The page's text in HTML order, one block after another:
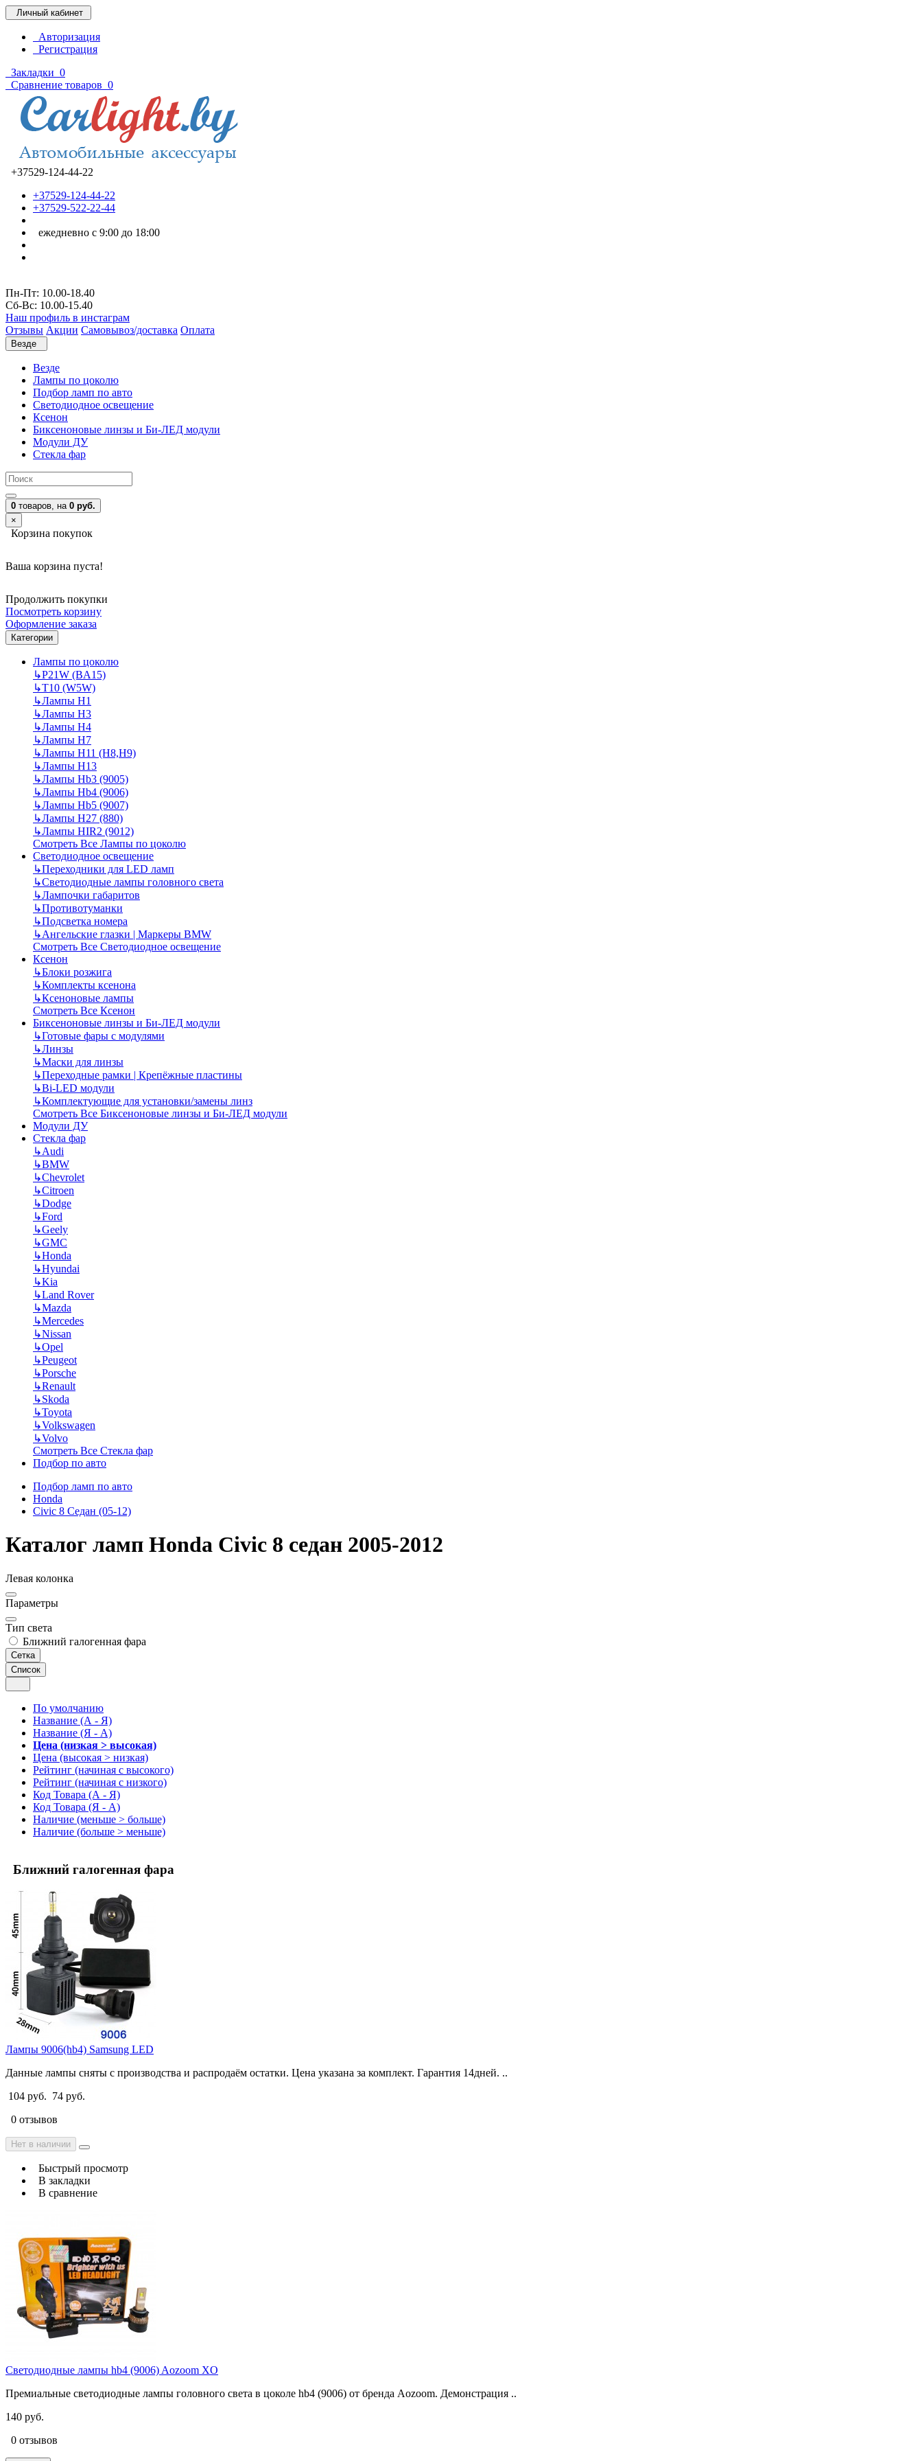
Личный кабинет
Авторизация
Регистрация
Закладки 0
Сравнение товаров 0
+37529-124-44-22
+37529-124-44-22
+37529-522-22-44
ежедневно с 9:00 до 18:00
Пн-Пт: 10.00-18.40
Cб-Вс: 10.00-15.40
Наш профиль в инстаграм
Отзывы Акции Самовывоз/доставка Оплата
Везде
Везде
Лампы по цоколю
Подбор ламп по авто
Светодиодное освещение
Ксенон
Биксеноновые линзы и Би-ЛЕД модули
Модули ДУ
Стекла фар
0 товаров, на 0 руб.
×
Корзина покупок
Ваша корзина пуста!
Продолжить покупки
Посмотреть корзину
Оформление заказа
Категории
Лампы по цоколю
↳P21W (BA15)
↳T10 (W5W)
↳Лампы H1
↳Лампы H3
↳Лампы H4
↳Лампы H7
↳Лампы H11 (H8,H9)
↳Лампы H13
↳Лампы Hb3 (9005)
↳Лампы Hb4 (9006)
↳Лампы Hb5 (9007)
↳Лампы H27 (880)
↳Лампы HIR2 (9012)
Смотреть Все Лампы по цоколю
Светодиодное освещение
↳Переходники для LED ламп
↳Светодиодные лампы головного света
↳Лампочки габаритов
↳Противотуманки
↳Подсветка номера
↳Ангельские глазки | Маркеры BMW
Смотреть Все Светодиодное освещение
Ксенон
↳Блоки розжига
↳Комплекты ксенона
↳Ксеноновые лампы
Смотреть Все Ксенон
Биксеноновые линзы и Би-ЛЕД модули
↳Готовые фары с модулями
↳Линзы
↳Маски для линзы
↳Переходные рамки | Крепёжные пластины
↳Bi-LED модули
↳Комплектующие для установки/замены линз
Смотреть Все Биксеноновые линзы и Би-ЛЕД модули
Модули ДУ
Стекла фар
↳Audi
↳BMW
↳Chevrolet
↳Citroen
↳Dodge
↳Ford
↳Geely
↳GMC
↳Honda
↳Hyundai
↳Kia
↳Land Rover
↳Mazda
↳Mercedes
↳Nissan
↳Opel
↳Peugeot
↳Porsche
↳Renault
↳Skoda
↳Toyota
↳Volkswagen
↳Volvo
Смотреть Все Стекла фар
Подбор по авто
Подбор ламп по авто
Honda
Civic 8 Седан (05-12)
Каталог ламп Honda Civic 8 седан 2005-2012
Левая колонка
Параметры
Тип света
Ближний галогенная фара
Сетка
Список
По умолчанию
Название (А - Я)
Название (Я - А)
Цена (низкая > высокая)
Цена (высокая > низкая)
Рейтинг (начиная с высокого)
Рейтинг (начиная с низкого)
Код Товара (А - Я)
Код Товара (Я - А)
Наличие (меньше > больше)
Наличие (больше > меньше)
Ближний галогенная фара
Лампы 9006(hb4) Samsung LED
Данные лампы сняты с производства и распродаём остатки. Цена указана за комплект. Гарантия 14дней. ..
104 руб. 74 руб.
0 отзывов
Нет в наличии
Быстрый просмотр
В закладки
В сравнение
Светодиодные лампы hb4 (9006) Aozoom XO
Премиальные светодиодные лампы головного света в цоколе hb4 (9006) от бренда Aozoom. Демонстрация ..
140 руб.
0 отзывов